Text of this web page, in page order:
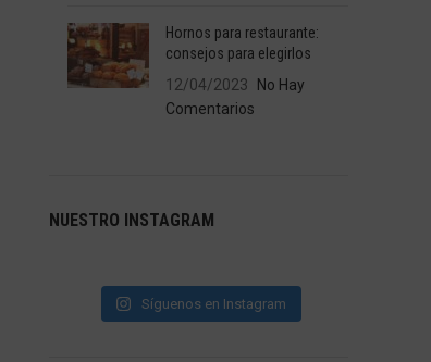
Hornos para restaurante:
consejos para elegirlos
12/04/2023
No Hay
Comentarios
NUESTRO INSTAGRAM
Síguenos en Instagram